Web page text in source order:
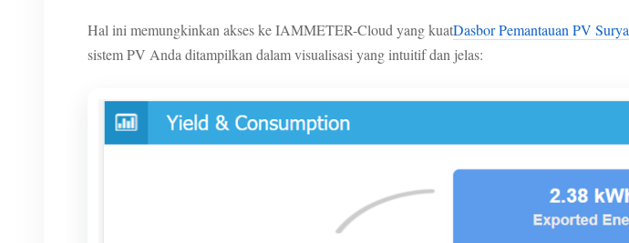
Hal ini memungkinkan akses ke IAMMETER-Cloud yang kuatDasbor Pemantauan PV Surya
sistem PV Anda ditampilkan dalam visualisasi yang intuitif dan jelas: